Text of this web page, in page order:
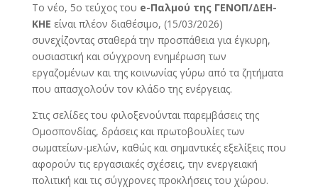
Το νέο, 5ο τεύχος του e-Παλμού της ΓΕΝΟΠ/ΔΕΗ-
ΚΗΕ είναι πλέον διαθέσιμο, (15/03/2026)
συνεχίζοντας σταθερά την προσπάθεια για έγκυρη,
ουσιαστική και σύγχρονη ενημέρωση των
εργαζομένων και της κοινωνίας γύρω από τα ζητήματα
που απασχολούν τον κλάδο της ενέργειας.
Στις σελίδες του φιλοξενούνται παρεμβάσεις της
Ομοσπονδίας, δράσεις και πρωτοβουλίες των
σωματείων-μελών, καθώς και σημαντικές εξελίξεις που
αφορούν τις εργασιακές σχέσεις, την ενεργειακή
πολιτική και τις σύγχρονες προκλήσεις του χώρου.